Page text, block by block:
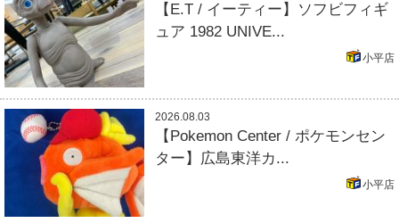
【E.T / イーティー】ソフビフィギ
ュア 1982 UNIVE...
小平店
2026.08.03
【Pokemon Center / ポケモンセン
ター】広島東洋カ...
小平店